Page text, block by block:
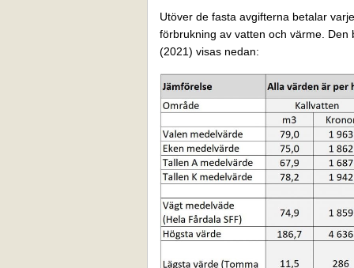
Utöver de fasta avgifterna betalar
förbrukning av vatten och värme.
(2021) visas nedan: